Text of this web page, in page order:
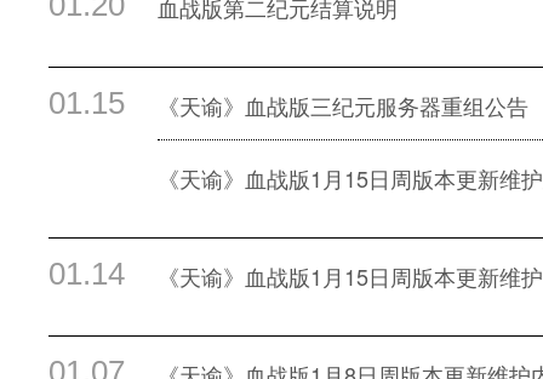
血战版第二纪元结算说明
01.15 《天谕》血战版三纪元服务器重组公告
《天谕》血战版1月15日周版本更新维
01.14 《天谕》血战版1月15日周版本更新维
01.07